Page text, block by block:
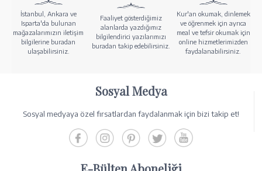
İstanbul, Ankara ve
Isparta'da bulunan
mağazalarımızın iletişim
bilgilerine buradan
ulaşabilirsiniz.
Faaliyet gösterdiğimiz
alanlarda yazdığımız
bilgilendirici yazılarımızı
buradan takip edebilirsiniz.
Kur'an okumak, dinlemek
ve öğrenmek için ayrıca
meal ve tefsir okumak için
online hizmetlerimizden
faydalanabilirsiniz.
Sosyal Medya
Sosyal medyaya özel fırsatlardan faydalanmak için bizi takip et!